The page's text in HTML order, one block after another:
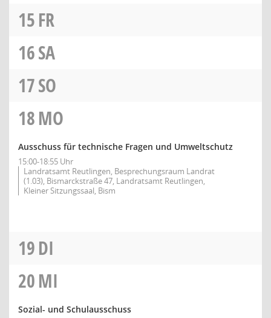
15FR
16SA
17SO
18MO
Ausschuss für technische Fragen und Umweltschutz
15:00-18:55 Uhr
Landratsamt Reutlingen, Besprechungsraum Landrat
(1.03), Bismarckstraße 47, Landratsamt Reutlingen,
Kleiner Sitzungssaal, Bism
19DI
20MI
Sozial- und Schulausschuss